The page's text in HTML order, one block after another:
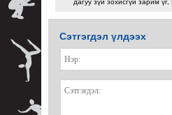
дагуу зүй зохисгүй зарим
Сэтгэгдэл үлдээх